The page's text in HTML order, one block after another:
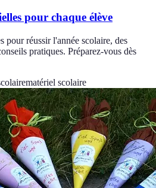
pour chaque élève
pour réussir l'année scolaire, des
pratiques. Préparez-vous dès
matériel scolaire